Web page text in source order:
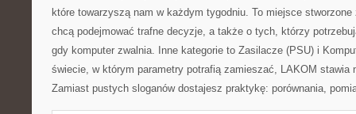
które towarzyszą nam w każdym tygodniu. To miejsce
chcą podejmować trafne decyzje, a także o tych, którzy
gdy komputer zwalnia. Inne kategorie to Zasilacze (PSU) i
świecie, w którym parametry potrafią zamieszać, LAKOM stawia
Zamiast pustych sloganów dostajesz praktykę: porównania,